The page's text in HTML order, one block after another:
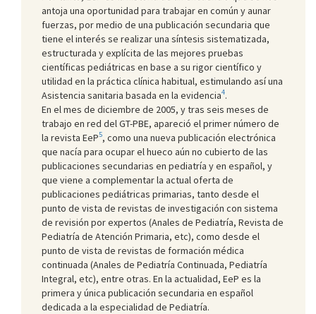
antoja una oportunidad para trabajar en común y aunar
fuerzas, por medio de una publicación secundaria que
tiene el interés se realizar una síntesis sistematizada,
estructurada y explícita de las mejores pruebas
científicas pediátricas en base a su rigor científico y
utilidad en la práctica clínica habitual, estimulando así una
Asistencia sanitaria basada en la evidencia4.
En el mes de diciembre de 2005, y tras seis meses de
trabajo en red del GT-PBE, apareció el primer número de
la revista EeP5, como una nueva publicación electrónica
que nacía para ocupar el hueco aún no cubierto de las
publicaciones secundarias en pediatría y en español, y
que viene a complementar la actual oferta de
publicaciones pediátricas primarias, tanto desde el
punto de vista de revistas de investigación con sistema
de revisión por expertos (Anales de Pediatría, Revista de
Pediatría de Atención Primaria, etc), como desde el
punto de vista de revistas de formación médica
continuada (Anales de Pediatría Continuada, Pediatría
Integral, etc), entre otras. En la actualidad, EeP es la
primera y única publicación secundaria en español
dedicada a la especialidad de Pediatría.